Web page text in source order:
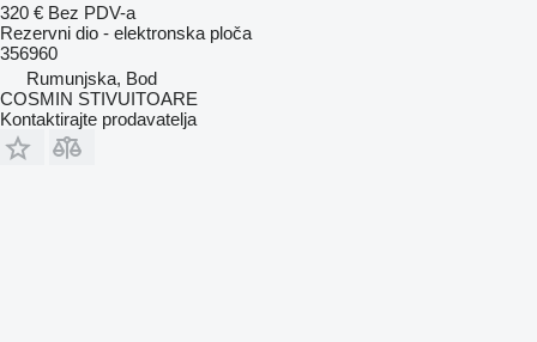
320 € Bez PDV-a
Rezervni dio - elektronska ploča
356960
Rumunjska, Bod
COSMIN STIVUITOARE
Kontaktirajte prodavatelja